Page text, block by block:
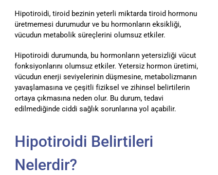
Hipotiroidi, tiroid bezinin yeterli miktarda tiroid hormonu
üretmemesi durumudur ve bu hormonların eksikliği,
vücudun metabolik süreçlerini olumsuz etkiler.
Hipotiroidi durumunda, bu hormonların yetersizliği vücut
fonksiyonlarını olumsuz etkiler. Yetersiz hormon üretimi,
vücudun enerji seviyelerinin düşmesine, metabolizmanın
yavaşlamasına ve çeşitli fiziksel ve zihinsel belirtilerin
ortaya çıkmasına neden olur. Bu durum, tedavi
edilmediğinde ciddi sağlık sorunlarına yol açabilir.
Hipotiroidi Belirtileri
Nelerdir?